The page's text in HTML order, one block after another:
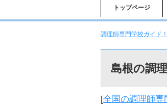
トップページ
調理師専門学校ガイド
島根の調
[全国の調理師専